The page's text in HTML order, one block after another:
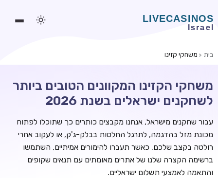
משחקים חינמיים
סלוטים אונליין
מדריכי קזינו
מונדיאל 2026 הימורים
בלאקג'ק אונליין
בית משחקי קזינו
משחקי הקזינו המקוונים הטובים ביותר
לשחקנים ישראלים בשנת 2026
עבור שחקנים מישראל, אנחנו מקבצים כותרים כך שתוכלו לפתוח
מכונת מזל בהדגמה, לתרגל החלטות בבלק-ג'ק, או לעקוב אחרי
רולטה בקצב שלכם. כאשר תעברו להימורים אמיתיים, השתמשו
ברשימה הקצרה שלנו של אתרים מאומתים עם תנאים שקופים
והתאמה לאמצעי תשלום ישראליים.